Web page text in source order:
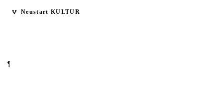
Neustart KULTUR
¶